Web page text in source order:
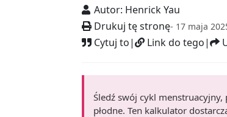
Autor: Henrick Yau
Drukuj tę stronę- 17 maja
Cytuj to| Link do tego|
Śledź swój cykl
płodne. Ten kalkulator